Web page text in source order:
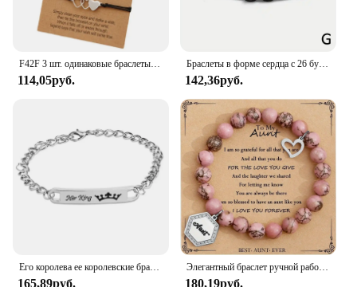
F42F 3 шт. одинаковые браслеты в форме сердца с дистанционными картами «Три сестры» из нержавеющей стали, браслет в форме дружбы
114,05руб.
Браслеты в форме сердца с 26 буквами, регулируемый плетеный браслет ручной работы с именем A-Z для женщин и мужчин, браслет для пары дружбы
142,36руб.
Его королева ее королевские браслеты для влюбленных женщин изогнутый эффектный подарок для пары императорская корона браслет для девушки бойфренда
165,89руб.
Элегантный браслет ручной работы из бисера для тети из натурального камня, идеальный подарок на день рождения или Пасху с карточкой
180,19руб.